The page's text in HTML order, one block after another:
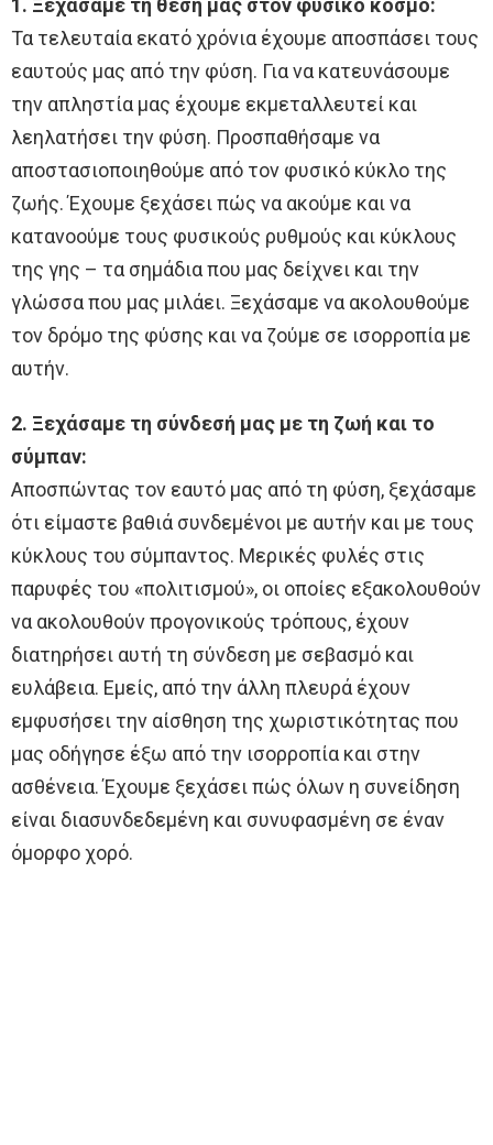
1. Ξεχάσαμε τη θέση μας στον φυσικό κόσμο:
Τα τελευταία εκατό χρόνια έχουμε αποσπάσει τους
εαυτούς μας από την φύση. Για να κατευνάσουμε
την απληστία μας έχουμε εκμεταλλευτεί και
λεηλατήσει την φύση. Προσπαθήσαμε να
αποστασιοποιηθούμε από τον φυσικό κύκλο της
ζωής. Έχουμε ξεχάσει πώς να ακούμε και να
κατανοούμε τους φυσικούς ρυθμούς και κύκλους
της γης – τα σημάδια που μας δείχνει και την
γλώσσα που μας μιλάει. Ξεχάσαμε να ακολουθούμε
τον δρόμο της φύσης και να ζούμε σε ισορροπία με
αυτήν.
2. Ξεχάσαμε τη σύνδεσή μας με τη ζωή και το
σύμπαν:
Αποσπώντας τον εαυτό μας από τη φύση, ξεχάσαμε
ότι είμαστε βαθιά συνδεμένοι με αυτήν και με τους
κύκλους του σύμπαντος. Μερικές φυλές στις
παρυφές του «πολιτισμού», οι οποίες εξακολουθούν
να ακολουθούν προγονικούς τρόπους, έχουν
διατηρήσει αυτή τη σύνδεση με σεβασμό και
ευλάβεια. Εμείς, από την άλλη πλευρά έχουν
εμφυσήσει την αίσθηση της χωριστικότητας που
μας οδήγησε έξω από την ισορροπία και στην
ασθένεια. Έχουμε ξεχάσει πώς όλων η συνείδηση ​​
είναι διασυνδεδεμένη και συνυφασμένη σε έναν
όμορφο χορό.